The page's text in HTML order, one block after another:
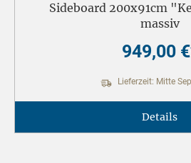
Sideboard 200x91cm
massiv
949,00
Lieferzeit: Mitte
Details